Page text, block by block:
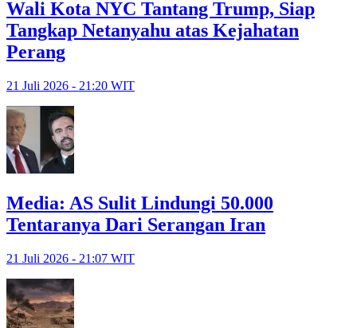
Wali Kota NYC Tantang Trump, Siap
Tangkap Netanyahu atas Kejahatan
Perang
21 Juli 2026 - 21:20 WIT
Media: AS Sulit Lindungi 50.000
Tentaranya Dari Serangan Iran
21 Juli 2026 - 21:07 WIT